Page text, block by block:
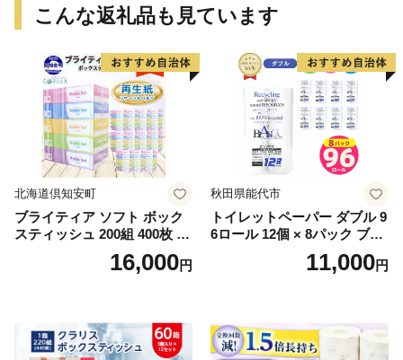
こんな返礼品も見ています
北海道倶知安町
ブライティア ソフト ボック
スティッシュ 200組 400枚 60
箱 日本製 まとめ買い ティッ
シュ リサイクル 長持 防災 常
倶知安町 日用品
16,000円
秋田県能代市
トイレットペーパー ダブル 9
6ロール 12個 × 8パック ブラ
ンカ 再生紙 100％ 芯あり 日
用品 消耗品 無香料 生活用品
11,000円